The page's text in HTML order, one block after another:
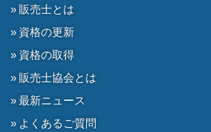
販売士とは
資格の更新
資格の取得
販売士協会とは
最新ニュース
よくあるご質問